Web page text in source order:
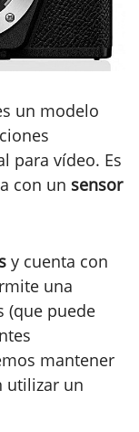
un modelo
para vídeo. Es
con un sensor
y cuenta con
una
(que puede
mantener
utilizar un